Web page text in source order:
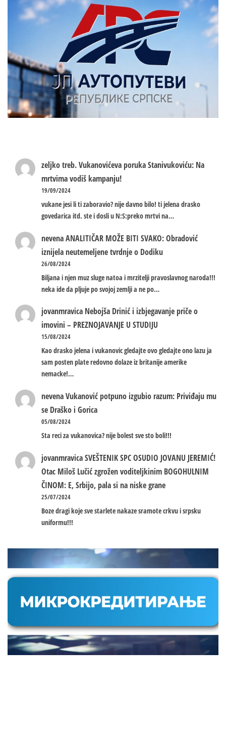
zeljko treb.Vukanovićeva poruka Stanivukoviću: Na
mrtvima vodiš kampanju!
19/09/2024
vukane jesi li ti zaboravio? nije davno bilo! ti jelena drasko
govedarica itd. ste i dosli u N:S:preko mrtvi na…
nevenaANALITIČAR MOŽE BITI SVAKO: Obradović
iznijela neutemeljene tvrdnje o Dodiku
26/08/2024
Biljana i njen muz sluge natoa i mrzitelji pravoslavnog naroda!!!
neka ide da pljuje po svojoj zemlji a ne po…
jovanmravica Nebojša Drinić i izbjegavanje priče o
imovini – PREZNOJAVANJE U STUDIJU
15/08/2024
Kao drasko jelena i vukanovic gledajte ovo gledajte ono lazu ja
sam posten plate redovno dolaze iz britanije amerike
nemacke!…
nevenaVukanović potpuno izgubio razum: Priviđaju mu
se Draško i Gorica
05/08/2024
Sta reci za vukanovica? nije bolest sve sto boli!!!
jovanmravicaSVEŠTENIK SPC OSUDIO JOVANU JEREMIĆ!
Otac Miloš Lučić zgrožen voditeljkinim BOGOHULNIM
ČINOM: E, Srbijo, pala si na niske grane
25/07/2024
Boze dragi koje sve starlete nakaze sramote crkvu i srpsku
uniformu!!!